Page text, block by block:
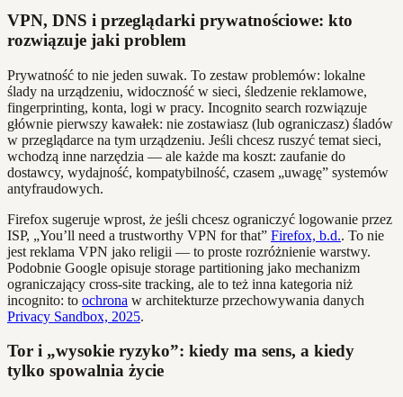
VPN, DNS i przeglądarki prywatnościowe: kto
rozwiązuje jaki problem
Prywatność to nie jeden suwak. To zestaw problemów: lokalne
ślady na urządzeniu, widoczność w sieci, śledzenie reklamowe,
fingerprinting, konta, logi w pracy. Incognito search rozwiązuje
głównie pierwszy kawałek: nie zostawiasz (lub ograniczasz) śladów
w przeglądarce na tym urządzeniu. Jeśli chcesz ruszyć temat sieci,
wchodzą inne narzędzia — ale każde ma koszt: zaufanie do
dostawcy, wydajność, kompatybilność, czasem „uwagę” systemów
antyfraudowych.
Firefox sugeruje wprost, że jeśli chcesz ograniczyć logowanie przez
ISP, „You’ll need a trustworthy VPN for that” Firefox, b.d.. To nie
jest reklama VPN jako religii — to proste rozróżnienie warstwy.
Podobnie Google opisuje storage partitioning jako mechanizm
ograniczający cross-site tracking, ale to też inna kategoria niż
incognito: to ochrona w architekturze przechowywania danych
Privacy Sandbox, 2025.
Tor i „wysokie ryzyko”: kiedy ma sens, a kiedy
tylko spowalnia życie